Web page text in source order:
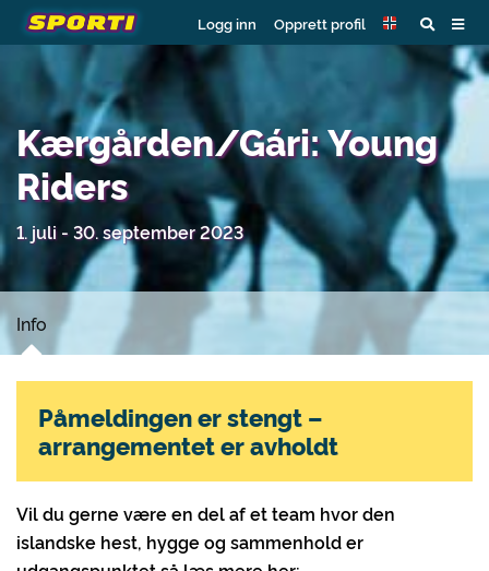
Logg inn Opprett profil
Kærgården/Gári: Young
Riders
1. juli - 30. september 2023
Info
Vil du gerne være en del af et team hvor den
islandske hest, hygge og sammenhold er
Påmeldingen er stengt –
arrangementet er avholdt